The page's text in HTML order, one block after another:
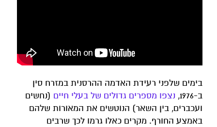
בימים שלפני רעידת האדמה ההרסנית במזרח סין
ב-1976,
נצפו מספרים גדולים של בעלי חיים (נחשים
ועכברים, בין השאר) הנוטשים את המאורות שלהם
באמצע החורף. מקרים כאלו גרמו לכך שרבים